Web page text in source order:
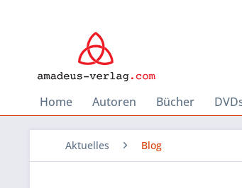
Home Autoren Bücher
Aktuelles Blog